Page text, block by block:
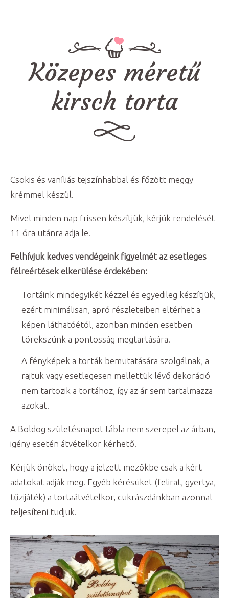
Közepes méretű
kirsch torta
Csokis és vaníliás tejszínhabbal és főzött meggy
krémmel készül.
Mivel minden nap frissen készítjük, kérjük rendelését
11 óra utánra adja le.
Felhívjuk kedves vendégeink figyelmét az esetleges
félreértések elkerülése érdekében:
Tortáink mindegyikét kézzel és egyedileg készítjük,
ezért minimálisan, apró részleteiben eltérhet a
képen láthatóétól, azonban minden esetben
törekszünk a pontosság megtartására.
A fényképek a torták bemutatására szolgálnak, a
rajtuk vagy esetlegesen mellettük lévő dekoráció
nem tartozik a tortához, így az ár sem tartalmazza
azokat.
A Boldog születésnapot tábla nem szerepel az árban,
igény esetén átvételkor kérhető.
Kérjük önöket, hogy a jelzett mezőkbe csak a kért
adatokat adják meg. Egyéb kérésüket (felirat, gyertya,
tűzijáték) a tortaátvételkor, cukrászdánkban azonnal
teljesíteni tudjuk.